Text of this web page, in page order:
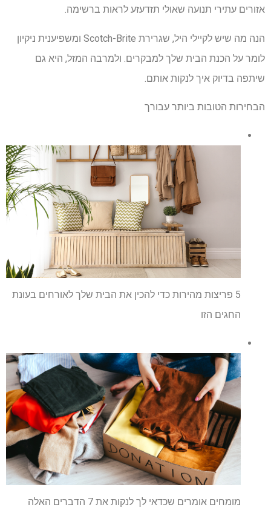
אזורים עתירי תנועה שאולי תזדעזע לראות ברשימה.
הנה מה שיש לקיילי היל, שגרירת Scotch-Brite ומשפיענית ניקיון
לומר על הכנת הבית שלך למבקרים. ולמרבה המזל, היא גם
שיתפה בדיוק איך לנקות אותם.
הבחירות הטובות ביותר עבורך
5 פריצות מהירות כדי להכין את הבית שלך לאורחים בעונת
החגים הזו
מומחים אומרים שכדאי לך לנקות את 7 הדברים האלה